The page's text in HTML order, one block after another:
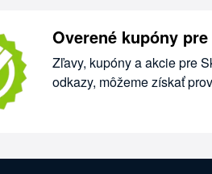
Overené kupóny
Zľavy, kupóny a akcie pre
odkazy, môžeme získať